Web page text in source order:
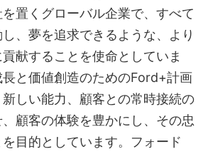
置くグローバル企業で、すべて
、夢を追求できるような、より
献することを使命としていま
と価値創造のためのFord+計画
しい能力、顧客との常時接続の
顧客の体験を豊かにし、その忠
目的としています。フォード